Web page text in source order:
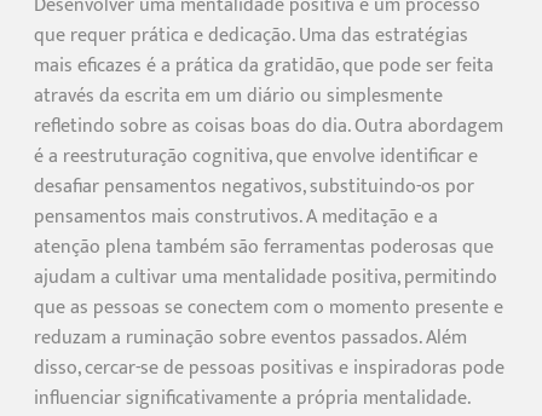
que requer prática e dedicação. Uma das estratégias
mais eficazes é a prática da gratidão, que pode ser feita
através da escrita em um diário ou simplesmente
refletindo sobre as coisas boas do dia. Outra abordagem
é a reestruturação cognitiva, que envolve identificar e
desafiar pensamentos negativos, substituindo-os por
pensamentos mais construtivos. A meditação e a
atenção plena também são ferramentas poderosas que
ajudam a cultivar uma mentalidade positiva, permitindo
que as pessoas se conectem com o momento presente e
reduzam a ruminação sobre eventos passados. Além
disso, cercar-se de pessoas positivas e inspiradoras pode
influenciar significativamente a própria mentalidade.